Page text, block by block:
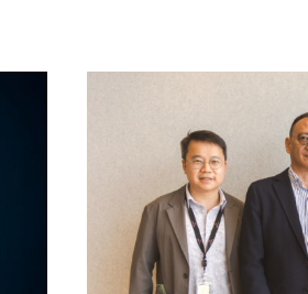
能迅
Leo
要
率。 現在網絡以雲端作為基礎
私有雲平台。雲端帶來了史無
上，面對樽頸阻塞狀況：當所
才能連接上雲端時，路程變長
現延遲。而 SD-WAN 的出現
的組網之外，亦支援local
載互聯網的流量，並通過本地
上面，例如 AWS、Alibaba